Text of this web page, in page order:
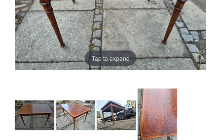
Tap to expand